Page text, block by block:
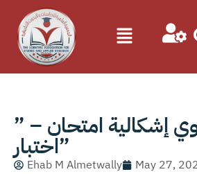
” التقويم التربوي إشكالية امتحان –
اختبار”
Ehab M Almetwally May 27,